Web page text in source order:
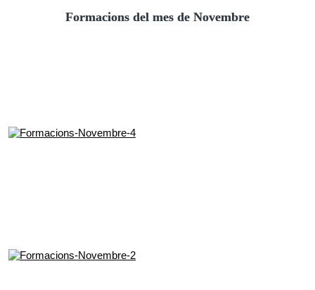
Formacions del mes de Novembre